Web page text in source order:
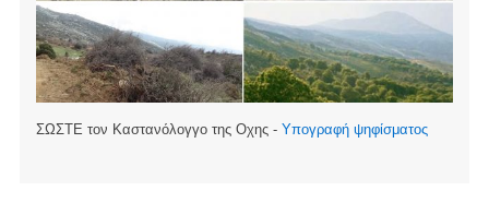
ΣΩΣΤΕ τον Καστανόλογγο της Οχης - Υπογραφή ψηφίσματος